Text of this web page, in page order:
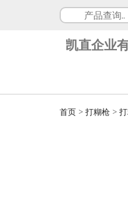
凯直企业
首页 > 打糊枪 >